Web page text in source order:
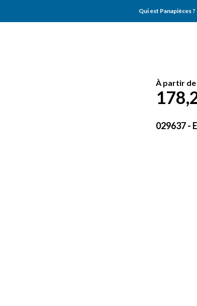
Qui est Panapièces ?
À partir de
029637 -